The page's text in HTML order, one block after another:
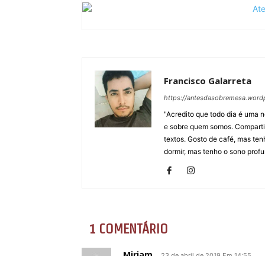
Francisco Galarreta
https://
"Acredito que todo dia é uma
e sobre quem somos.
textos. Gosto de café, mas
dormir, mas tenho o sono
1 COMENTÁRIO